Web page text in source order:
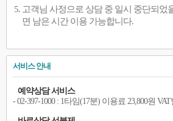
고객님 사정으로 상담 중 일시 중단되었
면 남은 시간 이용 가능합니다.
서비스 안내
예약상담 서비스
- 02-397-1000 : 1타임(17분) 이용료 23,800원